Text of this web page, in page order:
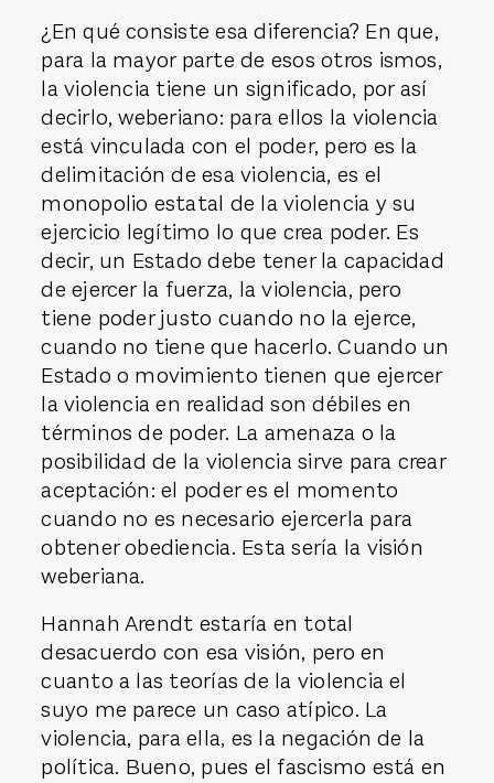
¿En qué consiste esa diferencia? En que,
para la mayor parte de esos otros ismos,
la violencia tiene un significado, por así
decirlo, weberiano: para ellos la violencia
está vinculada con el poder, pero es la
delimitación de esa violencia, es el
monopolio estatal de la violencia y su
ejercicio legítimo lo que crea poder. Es
decir, un Estado debe tener la capacidad
de ejercer la fuerza, la violencia, pero
tiene poder justo cuando no la ejerce,
cuando no tiene que hacerlo. Cuando un
Estado o movimiento tienen que ejercer
la violencia en realidad son débiles en
términos de poder. La amenaza o la
posibilidad de la violencia sirve para crear
aceptación: el poder es el momento
cuando no es necesario ejercerla para
obtener obediencia. Esta sería la visión
weberiana.
Hannah Arendt estaría en total
desacuerdo con esa visión, pero en
cuanto a las teorías de la violencia el
suyo me parece un caso atípico. La
violencia, para ella, es la negación de la
política. Bueno, pues el fascismo está en